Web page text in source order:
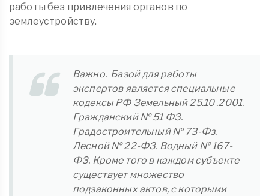
работы без привлечения органов по
землеустройству.
Важно. Базой для работы
экспертов является специальные
кодексы РФ Земельный 25.10 .2001.
Гражданский № 51 ФЗ.
Градостроительный № 73-Фз.
Лесной № 22-ФЗ. Водный № 167-
ФЗ. Кроме того в каждом субъекте
существует множество
подзаконных актов, с которыми